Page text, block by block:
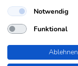
Esmarkit
Notwendig
Funktional
Ablehnen